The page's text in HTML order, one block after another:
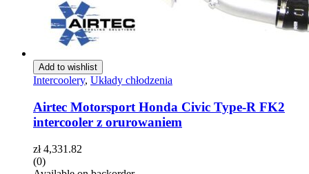
Add to wishlist
Intercoolery, Układy chłodzenia
Airtec Motorsport Honda Civic Type-R FK2
intercooler z orurowaniem
zł4,331.82
(0)